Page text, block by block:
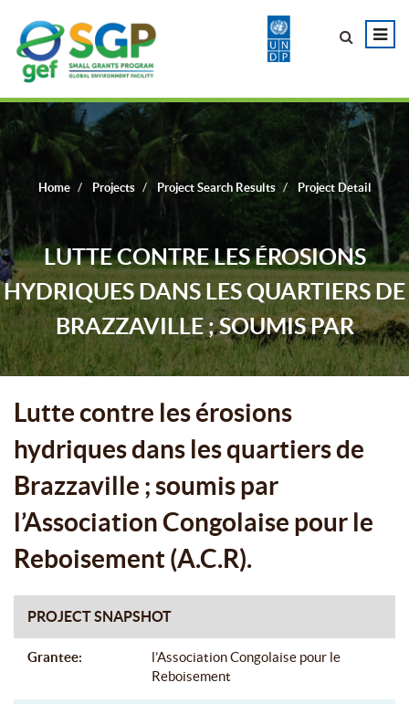
Home Projects Project Search Results Project Detail
LUTTE CONTRE LES ÉROSIONS
HYDRIQUES DANS LES QUARTIERS DE
BRAZZAVILLE ; SOUMIS PAR
L’ASSOCIATION CONGOLAISE POUR
Lutte contre les érosions
hydriques dans les quartiers de
Brazzaville ; soumis par
l’Association Congolaise pour le
Reboisement (A.C.R).
PROJECT SNAPSHOT
Grantee:
l’Association Congolaise pour le
Reboisement